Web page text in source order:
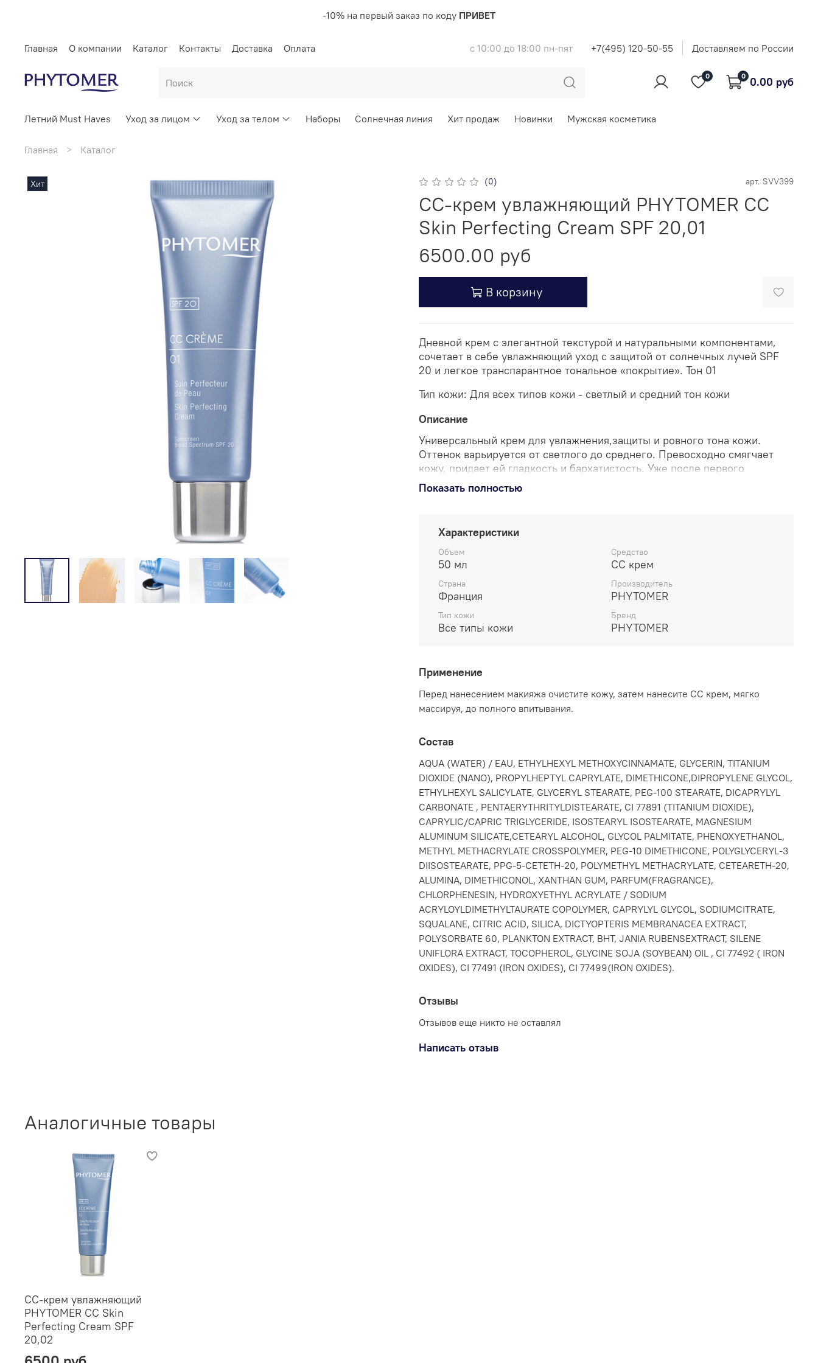
-10% на первый заказ по коду ПРИВЕТ
Главная О компании Каталог Контакты Доставка Оплата с 10:00 до 18:00 пн-пят +7(495) 120-50-55 Доставляем по России
0 0 0.00 руб
Летний Must Haves Уход за лицом Уход за телом Наборы Солнечная линия Хит продаж Новинки Мужская косметика
Главная Каталог
Хит (0) арт. SVV399
CC-крем увлажняющий PHYTOMER CC
Skin Perfecting Cream SPF 20,01
6500.00 руб
В корзину
Дневной крем с элегантной текстурой и натуральными компонентами,
сочетает в себе увлажняющий уход с защитой от солнечных лучей SPF
20 и легкое транспарантное тональное «покрытие». Тон 01
Тип кожи: Для всех типов кожи - светлый и средний тон кожи
Описание
Универсальный крем для увлажнения,защиты и ровного тона кожи.
Оттенок варьируется от светлого до среднего. Превосходно смягчает
кожу, придает ей гладкость и бархатистость. Уже после первого
применения «недостатки» кожи становятся менее заметными, цвет лица
выравнивается. Через месяц использования кожа буквально сияет
СС-крем является одновременно увлажняющим кремом, базой для
макияжа, тональной основой, выравнивает цвет лица и сглаживает
недостатки рельефа. Перед нанесением макияжа, очистите кожу с
кожи и крем. Затем используйте ВВ крем для идеального тона кожи,
мягко массируя до полного впитывания.
Показать полностью
Характеристики
Объем
50 мл
Средство
CC крем
Страна
Франция
Производитель
PHYTOMER
Тип кожи
Все типы кожи
Бренд
PHYTOMER
Применение
Перед нанесением макияжа очистите кожу, затем нанесите CC крем, мягко
массируя, до полного впитывания.
Состав
AQUA (WATER) / EAU, ETHYLHEXYL METHOXYCINNAMATE, GLYCERIN, TITANIUM
DIOXIDE (NANO), PROPYLHEPTYL CAPRYLATE, DIMETHICONE,DIPROPYLENE GLYCOL,
ETHYLHEXYL SALICYLATE, GLYCERYL STEARATE, PEG-100 STEARATE, DICAPRYLYL
CARBONATE , PENTAERYTHRITYLDISTEARATE, CI 77891 (TITANIUM DIOXIDE),
CAPRYLIC/CAPRIC TRIGLYCERIDE, ISOSTEARYL ISOSTEARATE, MAGNESIUM
ALUMINUM SILICATE,CETEARYL ALCOHOL, GLYCOL PALMITATE, PHENOXYETHANOL,
METHYL METHACRYLATE CROSSPOLYMER, PEG-10 DIMETHICONE, POLYGLYCERYL-3
DIISOSTEARATE, PPG-5-CETETH-20, POLYMETHYL METHACRYLATE, CETEARETH-20,
ALUMINA, DIMETHICONOL, XANTHAN GUM, PARFUM(FRAGRANCE),
CHLORPHENESIN, HYDROXYETHYL ACRYLATE / SODIUM
ACRYLOYLDIMETHYLTAURATE COPOLYMER, CAPRYLYL GLYCOL, SODIUMCITRATE,
SQUALANE, CITRIC ACID, SILICA, DICTYOPTERIS MEMBRANACEA EXTRACT,
POLYSORBATE 60, PLANKTON EXTRACT, BHT, JANIA RUBENSEXTRACT, SILENE
UNIFLORA EXTRACT, TOCOPHEROL, GLYCINE SOJA (SOYBEAN) OIL , CI 77492 ( IRON
OXIDES), CI 77491 (IRON OXIDES), CI 77499(IRON OXIDES).
Отзывы
Отзывов еще никто не оставлял
Написать отзыв
Аналогичные товары
CC-крем увлажняющий
PHYTOMER CC Skin
Perfecting Cream SPF
20,02